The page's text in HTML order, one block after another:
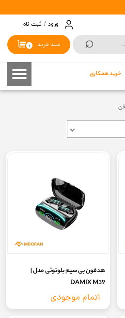
⌕ ۰ سبد خرید
خرید همکاری
ورود / ثبت نام
هدفون بی سیم بلوتوثی مدل |
DAMIX M39
اتمام موجودی